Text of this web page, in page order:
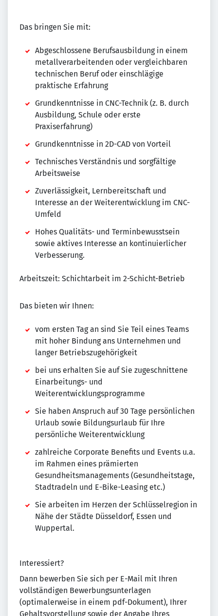
Das bringen Sie mit:
Abgeschlossene Berufsausbildung in einem
metallverarbeitenden oder vergleichbaren
technischen Beruf oder einschlägige
praktische Erfahrung
Grundkenntnisse in CNC-Technik (z. B. durch
Ausbildung, Schule oder erste
Praxiserfahrung)
Grundkenntnisse in 2D-CAD von Vorteil
Technisches Verständnis und sorgfältige
Arbeitsweise
Zuverlässigkeit, Lernbereitschaft und
Interesse an der Weiterentwicklung im CNC-
Umfeld
Hohes Qualitäts- und Terminbewusstsein
sowie aktives Interesse an kontinuierlicher
Verbesserung.
Arbeitszeit: Schichtarbeit im 2-Schicht-Betrieb
Das bieten wir Ihnen:
vom ersten Tag an sind Sie Teil eines Teams
mit hoher Bindung ans Unternehmen und
langer Betriebszugehörigkeit
bei uns erhalten Sie auf Sie zugeschnittene
Einarbeitungs- und
Weiterentwicklungsprogramme
Sie haben Anspruch auf 30 Tage persönlichen
Urlaub sowie Bildungsurlaub für Ihre
persönliche Weiterentwicklung
zahlreiche Corporate Benefits und Events u.a.
im Rahmen eines prämierten
Gesundheitsmanagements (Gesundheitstage,
Stadtradeln und E-Bike-Leasing etc.)
Sie arbeiten im Herzen der Schlüsselregion in
Nähe der Städte Düsseldorf, Essen und
Wuppertal.
Interessiert?
Dann bewerben Sie sich per E-Mail mit Ihren
vollständigen Bewerbungsunterlagen
(optimalerweise in einem pdf-Dokument), Ihrer
Gehaltsvorstellung sowie der Angabe Ihres